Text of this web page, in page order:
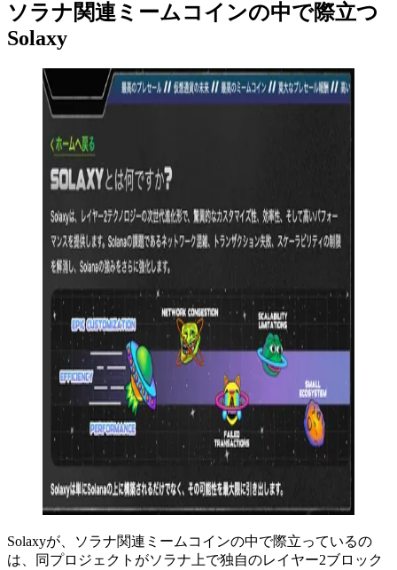
ソラナ関連ミームコインの中で際立つ
Solaxy
Solaxyが、ソラナ関連ミームコインの中で際立っているの
は、同プロジェクトがソラナ上で独自のレイヤー2ブロック